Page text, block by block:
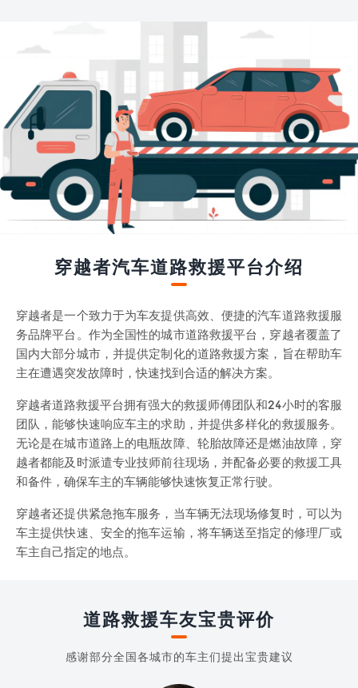
穿越者汽车道路救援平台介绍
穿越者是一个致力于为车友提供高效、便捷的汽车道路救援服
务品牌平台。作为全国性的城市道路救援平台，穿越者覆盖了
国内大部分城市，并提供定制化的道路救援方案，旨在帮助车
主在遭遇突发故障时，快速找到合适的解决方案。
穿越者道路救援平台拥有强大的救援师傅团队和24小时的客服
团队，能够快速响应车主的求助，并提供多样化的救援服务。
无论是在城市道路上的电瓶故障、轮胎故障还是燃油故障，穿
越者都能及时派遣专业技师前往现场，并配备必要的救援工具
和备件，确保车主的车辆能够快速恢复正常行驶。
穿越者还提供紧急拖车服务，当车辆无法现场修复时，可以为
车主提供快速、安全的拖车运输，将车辆送至指定的修理厂或
车主自己指定的地点。
道路救援车友宝贵评价
感谢部分全国各城市的车主们提出宝贵建议